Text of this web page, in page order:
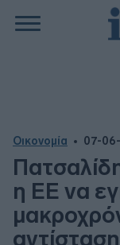
Οικονομία 07-
η ΕΕ να